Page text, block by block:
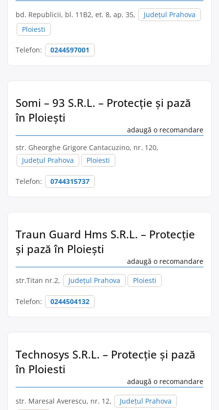
bd. Republicii, bl. 11B2, et. 8, ap. 35,
Județul Prahova
Ploiesti
Telefon: 0244597001
Somi – 93 S.R.L. – Protecție și pază
în Ploieşti
adaugă o recomandare
str. Gheorghe Grigore Cantacuzino, nr. 120,
Județul Prahova
Ploiesti
Telefon: 0744315737
Traun Guard Hms S.R.L. – Protecție
și pază în Ploieşti
adaugă o recomandare
str.Titan nr.2, Județul Prahova Ploiesti
Telefon: 0244504132
Technosys S.R.L. – Protecție și pază
în Ploiesti
adaugă o recomandare
str. Maresal Averescu, nr. 12,
Județul Prahova